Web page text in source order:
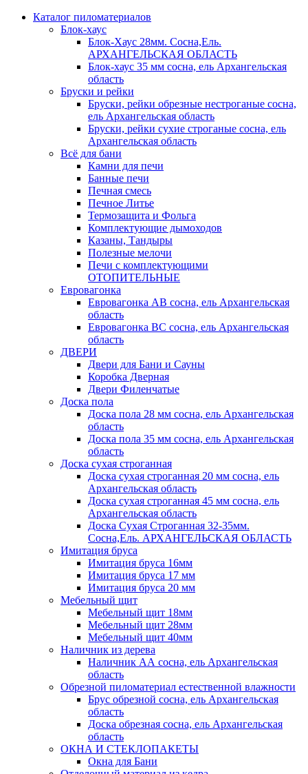
Каталог пиломатериалов
Блок-хаус
Блок-Хаус 28мм. Сосна,Ель.
АРХАНГЕЛЬСКАЯ ОБЛАСТЬ
Блок-хаус 35 мм сосна, ель Архангельская
область
Бруски и рейки
Бруски, рейки обрезные нестроганые сосна,
ель Архангельская область
Бруски, рейки сухие строганые сосна, ель
Архангельская область
Всё для бани
Камни для печи
Банные печи
Печная смесь
Печное Литье
Термозащита и Фольга
Комплектующие дымоходов
Казаны, Тандыры
Полезные мелочи
Печи с комплектующими
ОТОПИТЕЛЬНЫЕ
Евровагонка
Евровагонка АВ сосна, ель Архангельская
область
Евровагонка ВС сосна, ель Архангельская
область
ДВЕРИ
Двери для Бани и Сауны
Коробка Дверная
Двери Филенчатые
Доска пола
Доска пола 28 мм сосна, ель Архангельская
область
Доска пола 35 мм сосна, ель Архангельская
область
Доска сухая строганная
Доска сухая строганная 20 мм сосна, ель
Архангельская область
Доска сухая строганная 45 мм сосна, ель
Архангельская область
Доска Сухая Строганная 32-35мм.
Сосна,Ель. АРХАНГЕЛЬСКАЯ ОБЛАСТЬ
Имитация бруса
Имитация бруса 16мм
Имитация бруса 17 мм
Имитация бруса 20 мм
Мебельный щит
Мебельный щит 18мм
Мебельный щит 28мм
Мебельный щит 40мм
Наличник из дерева
Наличник АА сосна, ель Архангельская
область
Обрезной пиломатериал естественной влажности
Брус обрезной сосна, ель Архангельская
область
Доска обрезная сосна, ель Архангельская
область
ОКНА И СТЕКЛОПАКЕТЫ
Окна для Бани